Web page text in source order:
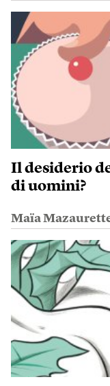
Il desiderio
di uomini?
Maïa